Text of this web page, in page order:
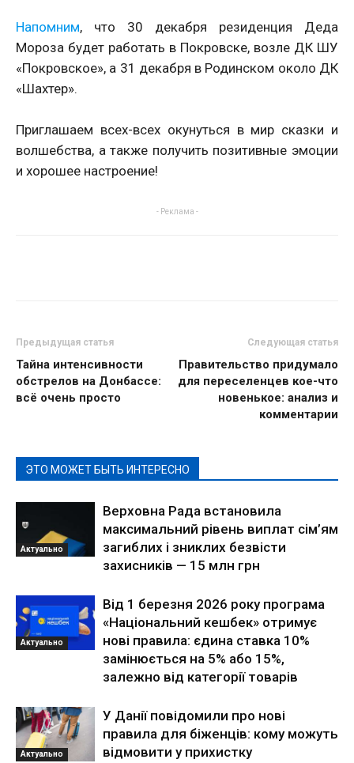
Напомним, что 30 декабря резиденция Деда
Мороза будет работать в Покровске, возле ДК ШУ
«Покровское», а 31 декабря в Родинском около ДК
«Шахтер».
Приглашаем всех-всех окунуться в мир сказки и
волшебства, а также получить позитивные эмоции
и хорошее настроение!
- Реклама -
Предыдущая статья
Тайна интенсивности
обстрелов на Донбассе:
всё очень просто
Следующая статья
Правительство придумало
для переселенцев кое-что
новенькое: анализ и
комментарии
ЭТО МОЖЕТ БЫТЬ ИНТЕРЕСНО
Актуально
Верховна Рада встановила
максимальний рівень виплат сім’ям
загиблих і зниклих безвісти
захисників — 15 млн грн
Актуально
Від 1 березня 2026 року програма
«Національний кешбек» отримує
нові правила: єдина ставка 10%
замінюється на 5% або 15%,
залежно від категорії товарів
Актуально
У Данії повідомили про нові
правила для біженців: кому можуть
відмовити у прихистку